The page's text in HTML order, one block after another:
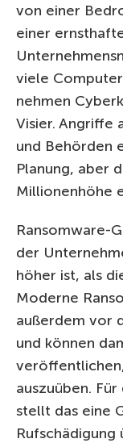
von einer
einer
viele
nehmen
Visier. Angriffe
und Behörden
Planung, aber
Millionenhöhe
Ransomware-
der
höher ist, als
Moderne
außerdem vor
und können
auszuüben.
stellt das eine